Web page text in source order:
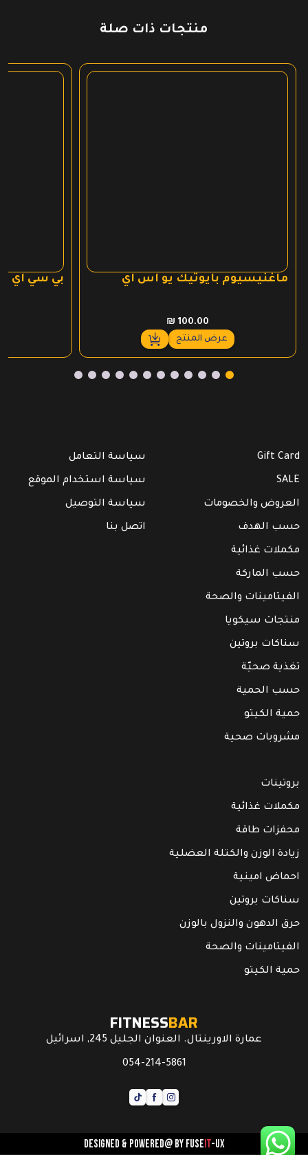
منتجات ذات صلة
ماغنيسيوم بايوتيك يو اس اي
₪ 100.00
عرض المنتج
بي سي اي
Gift Card
SALE
العروض والخصومات
حسب الهدف
مكملات غذائية
حسب الماركة
الفيتامينات والصحة
منتجات سيكويا
سناكات بروتين
تغذية صحيّة
حسب الحمية
حمية الكيتو
مشروبات صحية
سياسة التعامل
سياسة استخدام الموقع
سياسة التوصيل
اتصل بنا
بروتينات
مكملات غذائية
محفزات طاقة
زيادة الوزن والكتلة العضلية
احماض امينية
سناكات بروتين
حرق الدهون والنزول بالوزن
الفيتامينات والصحة
حمية الكيتو
FITNESSBAR
عمارة الاورينتال. العنوان الجليل 245, اسرائيل
054-214-5861
Designed & powered@ byFUSEIT-UX